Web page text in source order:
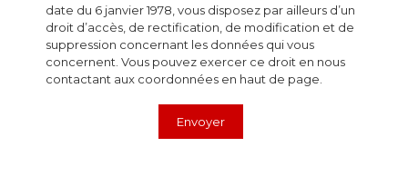
date du 6 janvier 1978, vous disposez par ailleurs d’un
droit d’accès, de rectification, de modification et de
suppression concernant les données qui vous
concernent. Vous pouvez exercer ce droit en nous
contactant aux coordonnées en haut de page.